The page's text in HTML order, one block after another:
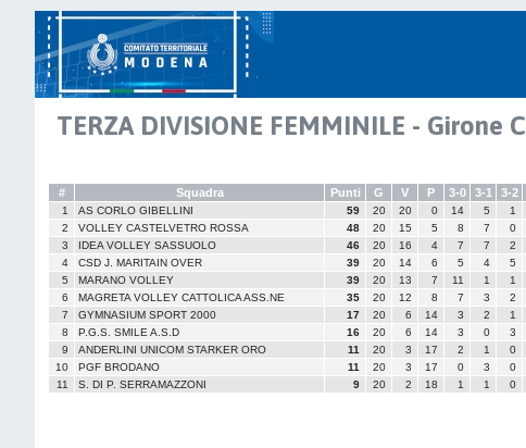
TERZA DIVISIONE FEMMINILE - Girone C
# Squadra Punti G V P 3-0 3-1 3-2
1 AS CORLO GIBELLINI 59 20 20 0 14 5 1
2
VOLLEY CASTELVETRO ROSSA 48 20 15 5 8 7 0
3
IDEA VOLLEY SASSUOLO 46 20 16 4 7 7 2
4
CSD J. MARITAIN OVER 39 20 14 6 5 4 5
5
MARANO VOLLEY 39 20 13 7 11 1 1
6
MAGRETA VOLLEY CATTOLICA ASS.NE 35 20 12 8 7 3 2
7
GYMNASIUM SPORT 2000 17 20 6 14 3 2 1
8
P.G.S. SMILE A.S.D 16 20 6 14 3 0 3
9
ANDERLINI UNICOM STARKER ORO 11 20 3 17 2 1 0
10
PGF BRODANO 11 20 3 17 0 3 0
11
S. DI P. SERRAMAZZONI 9 20 2 18 1 1 0